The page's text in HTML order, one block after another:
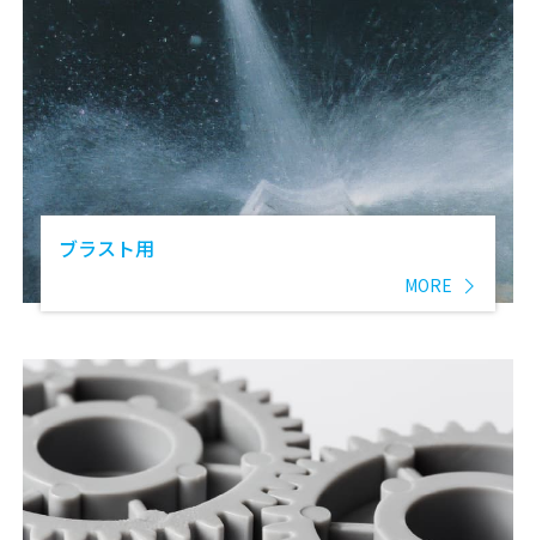
ブラスト用
MORE